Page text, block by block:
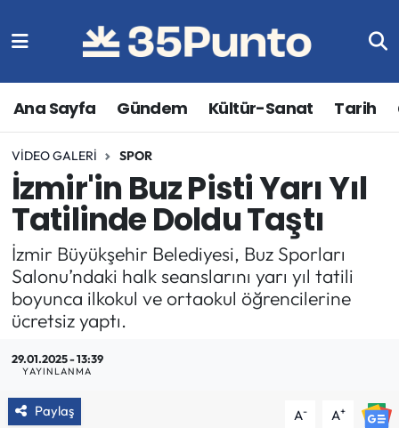
Ana Sayfa Gündem Kültür-Sanat Tarih
VIDEO GALERI SPOR
İzmir'in Buz Pisti Yarı Yıl
Tatilinde Doldu Taştı
İzmir Büyükşehir Belediyesi, Buz Sporları
Salonu’ndaki halk seanslarını yarı yıl tatili
boyunca ilkokul ve ortaokul öğrencilerine
ücretsiz yaptı.
29.01.2025 - 13:39
YAYINLANMA
Paylaş A- A+